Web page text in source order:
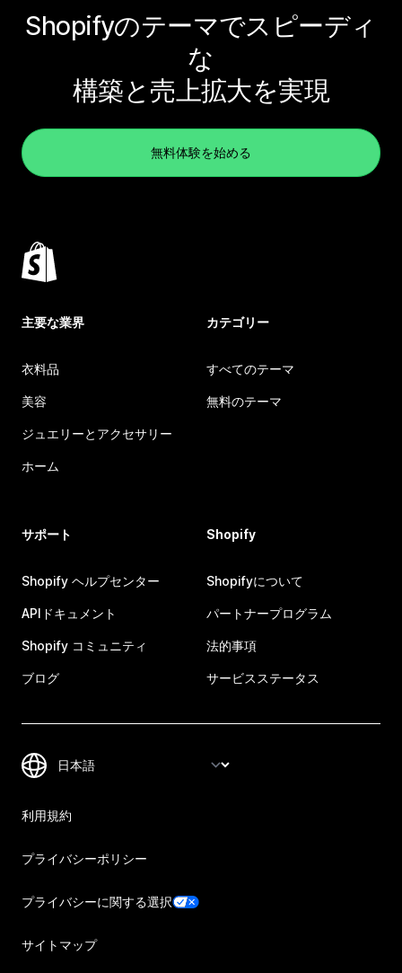
Shopifyのテーマでスピーディ
な
構築と売上拡大を実現
無料体験を始める
主要な業界
衣料品
美容
ジュエリーとアクセサリー
ホーム
カテゴリー
すべてのテーマ
無料のテーマ
サポート
Shopify ヘルプセンター
APIドキュメント
Shopify コミュニティ
ブログ
Shopify
Shopifyについて
パートナープログラム
法的事項
サービスステータス
利用規約
プライバシーポリシー
プライバシーに関する選択
サイトマップ